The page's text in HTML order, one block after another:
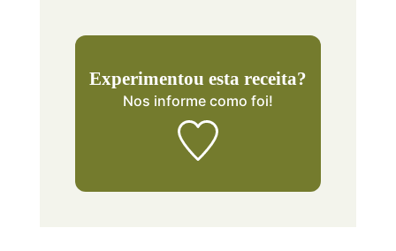
Experimentou esta receita?
Nos informecomo foi!